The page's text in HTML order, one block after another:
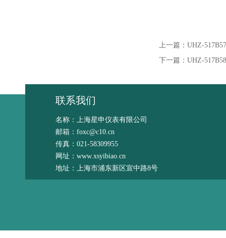
上一篇： UHZ-
下一篇： UHZ-
联系我们
名称：上海星申仪表有限公司
邮箱：foxc@c10.cn
传真：021-58309955
网址：www.xsyibiao.cn
地址：上海市浦东新区宣中路8号